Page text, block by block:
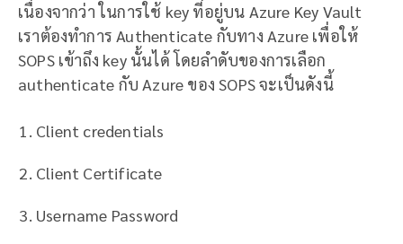
เนื่องจากว่า ในการใช้ key ที่อยู่บน Azure Key Vault
เราต้องทำการ Authenticate กับทาง Azure เพื่อให้
SOPS เข้าถึง key นั้นได้ โดยลำดับของการเลือก
authenticate กับ Azure ของ SOPS จะเป็นดังนี้
Client credentials
Client Certificate
Username Password